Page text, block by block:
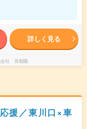
詳しく見る
会社 首都圏
援／東川口×車